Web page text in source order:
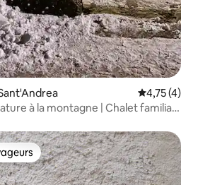
Évaluation
4,75 (4)
à la montagne | Chalet familial
les plus appréciés